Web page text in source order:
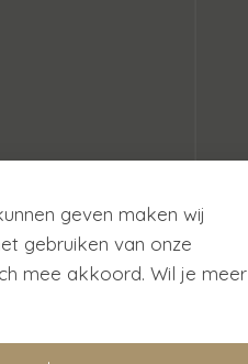
geven maken wij
gebruiken van onze
mee akkoord. Wil je meer